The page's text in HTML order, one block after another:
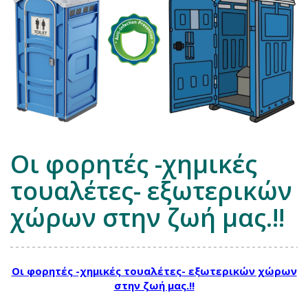
Οι φορητές -χημικές
τουαλέτες- εξωτερικών
χώρων στην ζωή μας.!!
Οι φορητές -χημικές τουαλέτες- εξωτερικών χώρων
στην ζωή μας.!!